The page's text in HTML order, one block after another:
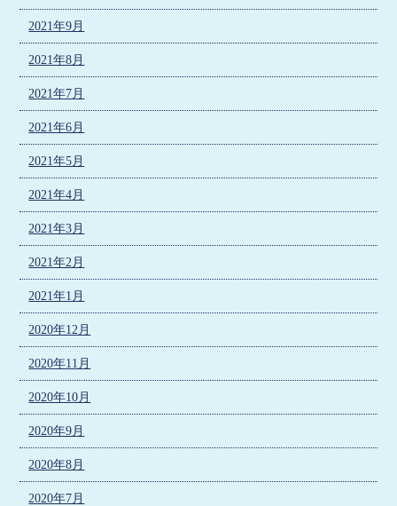
2021年9月
2021年8月
2021年7月
2021年6月
2021年5月
2021年4月
2021年3月
2021年2月
2021年1月
2020年12月
2020年11月
2020年10月
2020年9月
2020年8月
2020年7月